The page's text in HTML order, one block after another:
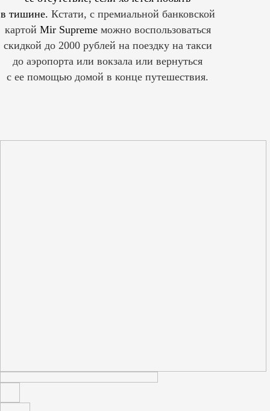
в тишине. Кстати, с премиальной банковской
картой Mir Supreme можно воспользоваться
скидкой до 2000 рублей на поездку на такси
до аэропорта или вокзала или вернуться
с ее помощью домой в конце путешествия.